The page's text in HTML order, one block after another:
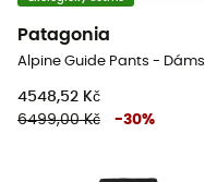
Patagonia
4548,52 Kč
6499,00 Kč
-30%